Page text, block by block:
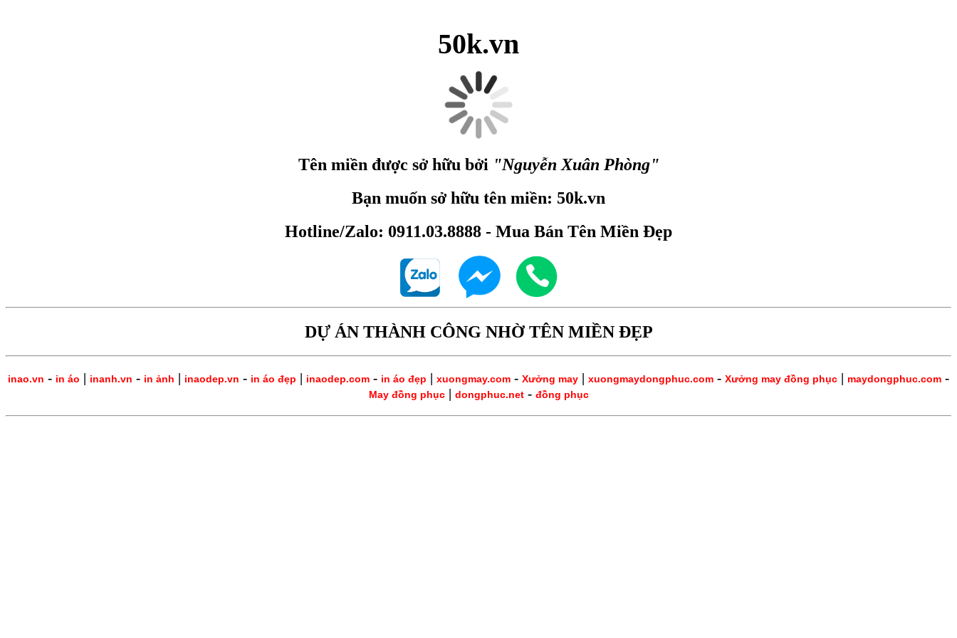
50k.vn
Tên miền được sở hữu bởi "Nguyễn Xuân Phòng"
Bạn muốn sở hữu tên miền: 50k.vn
Hotline/Zalo: 0911.03.8888 - Mua Bán Tên Miền Đẹp
DỰ ÁN THÀNH CÔNG NHỜ TÊN MIỀN ĐẸP
inao.vn - in áo | inanh.vn - in ảnh | inaodep.vn - in áo đẹp | inaodep.com - in áo đẹp | xuongmay.com - Xưởng may | xuongmaydongphuc.com - Xưởng may đồng phục | maydongphuc.com -
May đồng phục| dongphuc.net- đồng phục